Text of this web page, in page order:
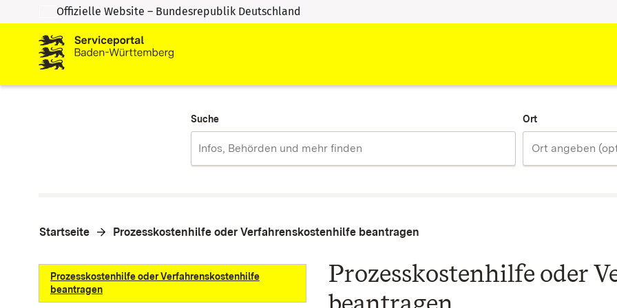
Zum Inhalt springen
Zur Suche springen
Offizielle Website – Bundesrepublik Deutschland
Suche Ort
Startseite Prozesskostenhilfe oder Verfahrenskostenhilfe beantragen
Prozesskostenhilfe oder Verfahrenskostenhilfe
beantragen
Prozesskostenhilfe oder